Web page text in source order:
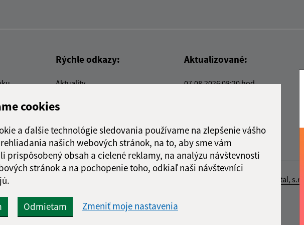
cookies
a ďalšie technológie sledovania používame na zlepšenie vášho
našich webových stránok, na to, aby sme vám
prispôsobený obsah a cielené reklamy, na analýzu návštevnosti
stránok a na pochopenie toho, odkiaľ naši návštevníci
Odmietam Zmeniť moje nastavenia
Rýchle odkazy:
Aktuality
E-služby
Triedenie odpadu
Aktualizované:
07.08.2026 08:20 hod.
spoločnosť webex.digital, s.r.o.
Technický prevádzkovateľ: